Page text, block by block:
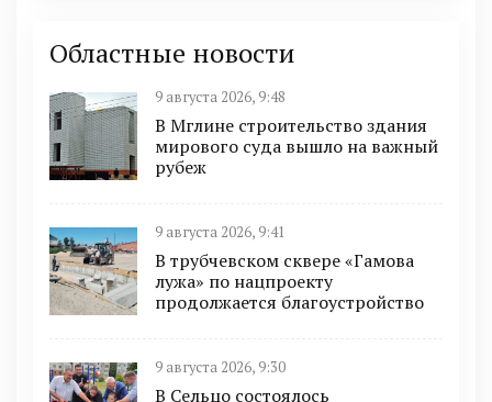
Областные новости
9 августа 2026, 9:48
В Мглине строительство здания
мирового суда вышло на важный
рубеж
9 августа 2026, 9:41
В трубчевском сквере «Гамова
лужа» по нацпроекту
продолжается благоустройство
9 августа 2026, 9:30
В Сельцо состоялось